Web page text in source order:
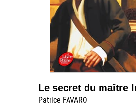
Le secret du maître
Patrice FAVARO